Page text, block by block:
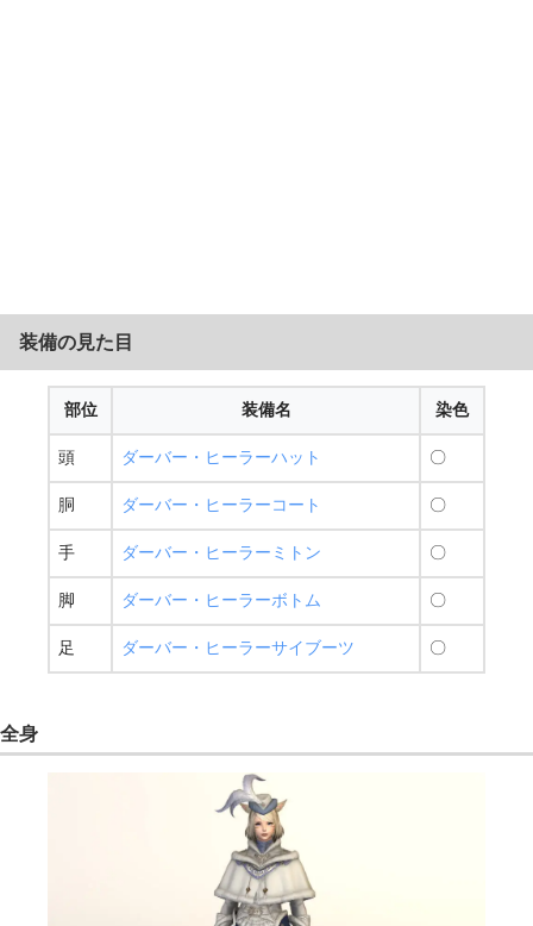
装備の見た目
部位 装備名 染色
頭 ダーバー・ヒーラーハット 〇
胴 ダーバー・ヒーラーコート 〇
手 ダーバー・ヒーラーミトン 〇
脚 ダーバー・ヒーラーボトム 〇
足 ダーバー・ヒーラーサイブーツ 〇
全身